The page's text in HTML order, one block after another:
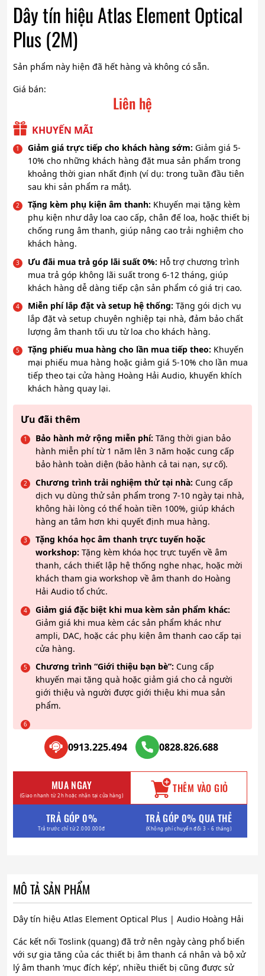
Dây tín hiệu Atlas Element Optical
Plus (2M)
Sản phẩm này hiện đã hết hàng và không có sẵn.
Giá bán:
Liên hệ
KHUYẾN MÃI
Giảm giá trực tiếp cho khách hàng sớm: Giảm giá 5-
10% cho những khách hàng đặt mua sản phẩm trong
khoảng thời gian nhất định (ví dụ: trong tuần đầu tiên
sau khi sản phẩm ra mắt).
Tặng kèm phụ kiện âm thanh: Khuyến mại tặng kèm
phụ kiện như dây loa cao cấp, chân đế loa, hoặc thiết bị
chống rung âm thanh, giúp nâng cao trải nghiệm cho
khách hàng.
Ưu đãi mua trả góp lãi suất 0%: Hỗ trợ chương trình
mua trả góp không lãi suất trong 6-12 tháng, giúp
khách hàng dễ dàng tiếp cận sản phẩm có giá trị cao.
Miễn phí lắp đặt và setup hệ thống: Tặng gói dịch vụ
lắp đặt và setup chuyên nghiệp tại nhà, đảm bảo chất
lượng âm thanh tối ưu từ loa cho khách hàng.
Tặng phiếu mua hàng cho lần mua tiếp theo: Khuyến
mại phiếu mua hàng hoặc giảm giá 5-10% cho lần mua
tiếp theo tại cửa hàng Hoàng Hải Audio, khuyến khích
khách hàng quay lại.
Ưu đãi thêm
Bảo hành mở rộng miễn phí: Tăng thời gian bảo
hành miễn phí từ 1 năm lên 3 năm hoặc cung cấp
bảo hành toàn diện (bảo hành cả tai nạn, sự cố).
Chương trình trải nghiệm thử tại nhà: Cung cấp
dịch vụ dùng thử sản phẩm trong 7-10 ngày tại nhà,
không hài lòng có thể hoàn tiền 100%, giúp khách
hàng an tâm hơn khi quyết định mua hàng.
Tặng khóa học âm thanh trực tuyến hoặc
workshop: Tặng kèm khóa học trực tuyến về âm
thanh, cách thiết lập hệ thống nghe nhạc, hoặc mời
khách tham gia workshop về âm thanh do Hoàng
Hải Audio tổ chức.
Giảm giá đặc biệt khi mua kèm sản phẩm khác:
Giảm giá khi mua kèm các sản phẩm khác như
ampli, DAC, hoặc các phụ kiện âm thanh cao cấp tại
cửa hàng.
Chương trình “Giới thiệu bạn bè”: Cung cấp
khuyến mại tặng quà hoặc giảm giá cho cả người
giới thiệu và người được giới thiệu khi mua sản
phẩm.
0913.225.494 0828.826.688
MUA NGAY
(Giao nhanh từ 2h hoặc nhận tại cửa hàng) THÊM VÀO GIỎ
TRẢ GÓP 0%
Trả trước chỉ từ 2.000.000đ
TRẢ GÓP 0% QUA THẺ
(Không phí chuyển đổi 3 - 6 tháng)
MÔ TẢ SẢN PHẨM
Dây tín hiệu Atlas Element Optical Plus | Audio Hoàng Hải
Các kết nối Toslink (quang) đã trở nên ngày càng phổ biến
với sự gia tăng của các thiết bị âm thanh cá nhân và bộ xử
lý âm thanh ‘mục đích kép’, nhiều thiết bị cũng được sử